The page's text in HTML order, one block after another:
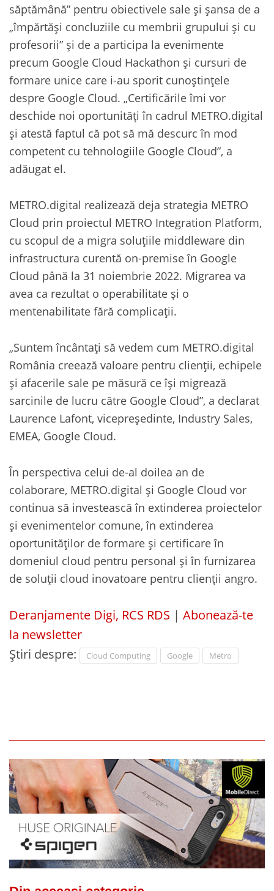
săptămână” pentru obiectivele sale și șansa de a
„împărtăși concluziile cu membrii grupului și cu
profesorii” și de a participa la evenimente
precum Google Cloud Hackathon și cursuri de
formare unice care i-au sporit cunoștințele
despre Google Cloud. „Certificările îmi vor
deschide noi oportunități în cadrul METRO.digital
și atestă faptul că pot să mă descurc în mod
competent cu tehnologiile Google Cloud”, a
adăugat el.
METRO.digital realizează deja strategia METRO
Cloud prin proiectul METRO Integration Platform,
cu scopul de a migra soluțiile middleware din
infrastructura curentă on-premise în Google
Cloud până la 31 noiembrie 2022. Migrarea va
avea ca rezultat o operabilitate și o
mentenabilitate fără complicații.
„Suntem încântați să vedem cum METRO.digital
România creează valoare pentru clienții, echipele
și afacerile sale pe măsură ce își migrează
sarcinile de lucru către Google Cloud”, a declarat
Laurence Lafont, vicepreședinte, Industry Sales,
EMEA, Google Cloud.
În perspectiva celui de-al doilea an de
colaborare, METRO.digital și Google Cloud vor
continua să investească în extinderea proiectelor
și evenimentelor comune, în extinderea
oportunităților de formare și certificare în
domeniul cloud pentru personal și în furnizarea
de soluții cloud inovatoare pentru clienții angro.
Deranjamente Digi, RCS RDS | Abonează-te
la newsletter
Știri despre:
Cloud Computing Google Metro